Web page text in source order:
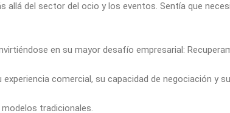
allá del sector del ocio y los eventos. Sentía que
en su mayor desafío empresarial:
comercial, su capacidad de negociación y
tradicionales.